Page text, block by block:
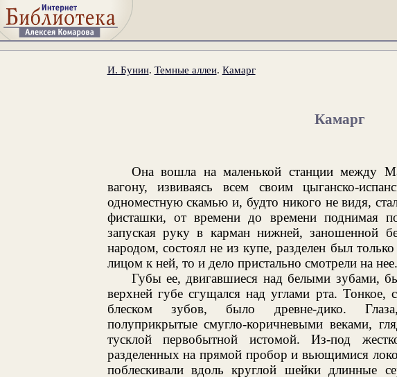
И. Бунин. Темные аллеи. Камарг
Камарг
Она вошла на маленькой станции между
вагону, извиваясь всем своим цыганско-
одноместную скамью и, будто никого не видя,
фисташки, от времени до времени поднимая
запуская руку в карман нижней, заношенной
народом, состоял не из купе, разделен был
лицом к ней, то и дело пристально смотрели на нее.
Губы ее, двигавшиеся над белыми зубами,
верхней губе сгущался над углами рта. Тонкое,
блеском зубов, было древне-дико.
полуприкрытые смугло-коричневыми веками,
тусклой первобытной истомой. Из-под
разделенных на прямой пробор и вьющимися
поблескивали вдоль круглой шейки длинные